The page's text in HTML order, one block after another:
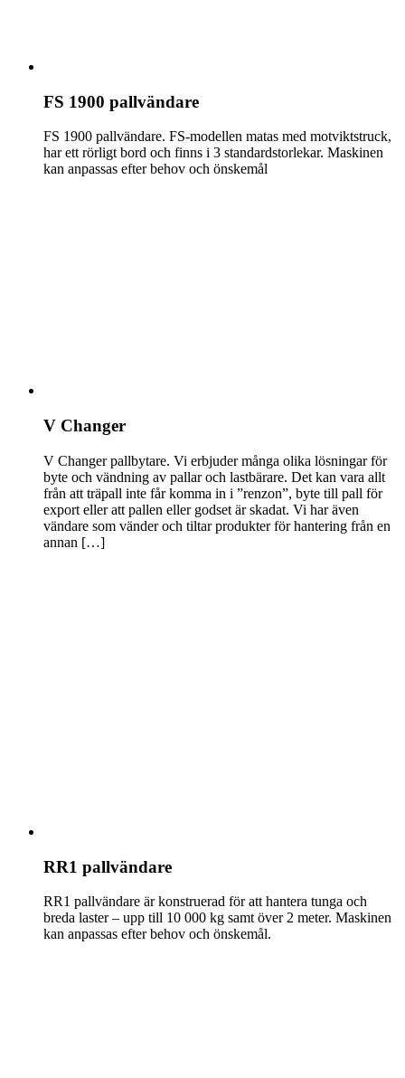
FS 1900 pallvändare
FS 1900 pallvändare. FS-modellen matas med motviktstruck,
har ett rörligt bord och finns i 3 standardstorlekar. Maskinen
kan anpassas efter behov och önskemål
V Changer
V Changer pallbytare. Vi erbjuder många olika lösningar för
byte och vändning av pallar och lastbärare. Det kan vara allt
från att träpall inte får komma in i ”renzon”, byte till pall för
export eller att pallen eller godset är skadat. Vi har även
vändare som vänder och tiltar produkter för hantering från en
annan […]
RR1 pallvändare
RR1 pallvändare är konstruerad för att hantera tunga och
breda laster – upp till 10 000 kg samt över 2 meter. Maskinen
kan anpassas efter behov och önskemål.